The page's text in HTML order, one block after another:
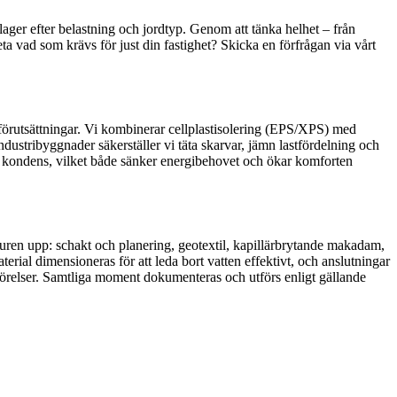
efter belastning och jordtyp. Genom att tänka helhet – från
vad som krävs för just din fastighet? Skicka en förfrågan via vårt
Vi kombinerar cellplastisolering (EPS/XPS) med
säkerställer vi täta skarvar, jämn lastfördelning och
vilket både sänker energibehovet och ökar komforten
upp: schakt och planering, geotextil, kapillärbrytande makadam,
dimensioneras för att leda bort vatten effektivt, och anslutningar
Samtliga moment dokumenteras och utförs enligt gällande